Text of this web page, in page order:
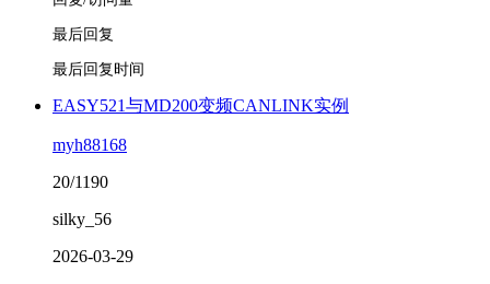
最后回复
最后回复时间
EASY521与MD200变频CANLINK实例
myh88168
20/1190
silky_56
2026-03-29